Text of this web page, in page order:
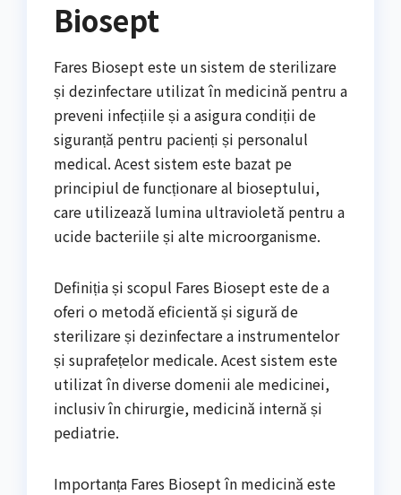
Biosept
Fares Biosept este un sistem de sterilizare
și dezinfectare utilizat în medicină pentru a
preveni infecțiile și a asigura condiții de
siguranță pentru pacienți și personalul
medical. Acest sistem este bazat pe
principiul de funcționare al bioseptului,
care utilizează lumina ultravioletă pentru a
ucide bacteriile și alte microorganisme.
Definiția și scopul Fares Biosept este de a
oferi o metodă eficientă și sigură de
sterilizare și dezinfectare a instrumentelor
și suprafețelor medicale. Acest sistem este
utilizat în diverse domenii ale medicinei,
inclusiv în chirurgie, medicină internă și
pediatrie.
Importanța Fares Biosept în medicină este